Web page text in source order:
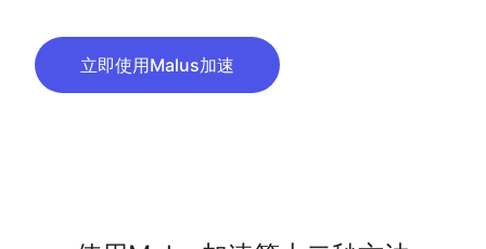
立即使用Malus加速